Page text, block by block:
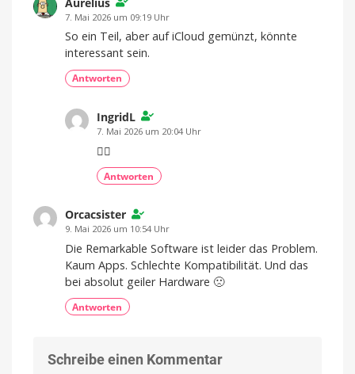
Preis
7. Mai 2026 um 09:19 Uhr
So ein Teil, aber auf iCloud gemünzt, könnte
interessant sein.
Antworten
IngridL
7. Mai 2026 um 20:04 Uhr
👍🏻
Antworten
Orcacsister
9. Mai 2026 um 10:54 Uhr
Die Remarkable Software ist leider das Problem.
Kaum Apps. Schlechte Kompatibilität. Und das
bei absolut geiler Hardware 🙁
Antworten
Schreibe einen Kommentar